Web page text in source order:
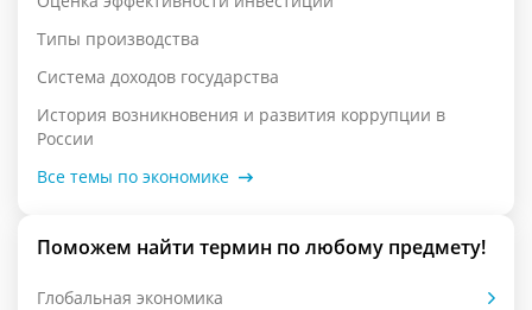
Типы производства
Система доходов государства
История возникновения и развития коррупции в
России
Все темы по экономике
Поможем найти термин по любому предмету!
Глобальная экономика